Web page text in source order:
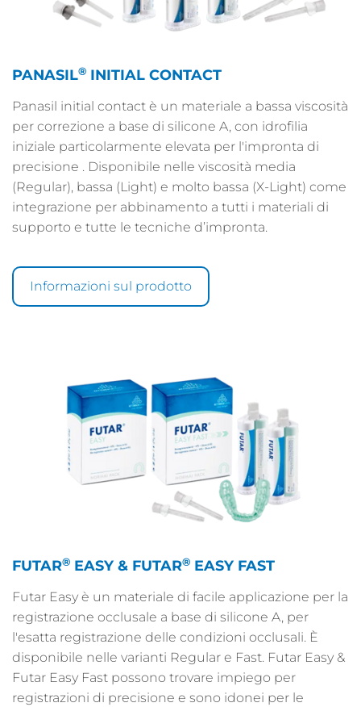
PANASIL® INITIAL CONTACT
Panasil initial contact è un materiale a bassa viscosità
per correzione a base di silicone A, con idrofilia
iniziale particolarmente elevata per l'impronta di
precisione . Disponibile nelle viscosità media
(Regular), bassa (Light) e molto bassa (X-Light) come
integrazione per abbinamento a tutti i materiali di
supporto e tutte le tecniche d’impronta.
Informazioni sul prodotto
FUTAR® EASY & FUTAR® EASY FAST
Futar Easy è un materiale di facile applicazione per la
registrazione occlusale a base di silicone A, per
l'esatta registrazione delle condizioni occlusali. È
disponibile nelle varianti Regular e Fast. Futar Easy &
Futar Easy Fast possono trovare impiego per
registrazioni di precisione e sono idonei per le